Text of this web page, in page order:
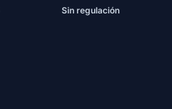
Sin regulación